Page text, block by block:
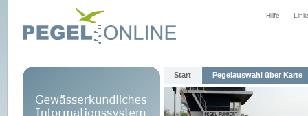
Hilfe
Start Pegelauswahl über Karte